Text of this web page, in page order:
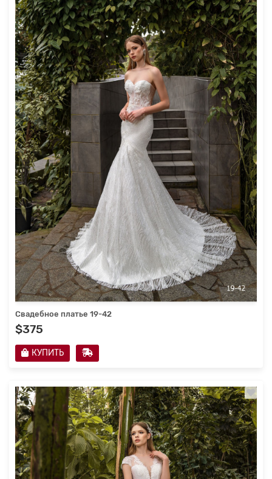
Свадебное платье 19-42
$375
КУПИТЬ